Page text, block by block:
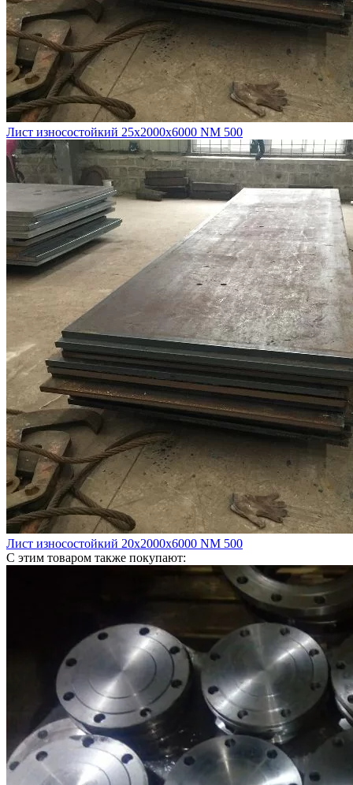
Лист износостойкий 25х2000х6000 NM 500
Лист износостойкий 20х2000х6000 NM 500
С этим товаром также покупают: